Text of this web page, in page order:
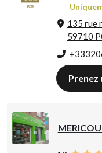
135 rue
59710
Prenez